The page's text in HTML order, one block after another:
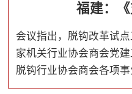
福建：《
会议指出，脱钩改革试
家机关行业协会商会党
脱钩行业协会商会各项
保证。中央和国家机关